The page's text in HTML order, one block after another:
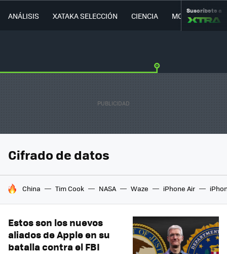
ANÁLISIS XATAKA SELECCIÓN CIENCIA MOVILIDAD
Suscríbete a
Cifrado de datos
HOY SE HABLA DE
China Tim Cook NASA Waze iPhone Air
Estos son los nuevos
aliados de Apple en su
batalla contra el FBI